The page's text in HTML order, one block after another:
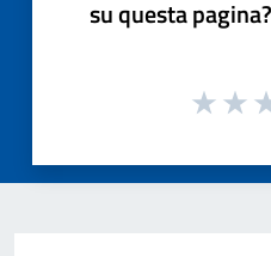
su questa pagina?